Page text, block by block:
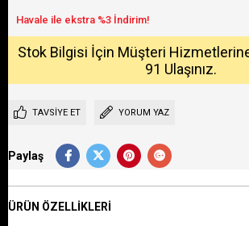
Stok Bilgisi İçin Müşteri
91 Ulaşınız.
TAVSIYE ET YORUM YAZ
Paylaş
ÜRÜN ÖZELLIKLERI